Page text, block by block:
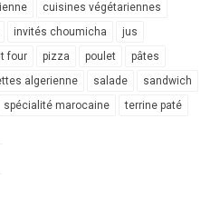
cuisines végétariennes
invités choumicha
jus
four pizza poulet
pâtes
algerienne salade
sandwich
spécialité marocaine terrine paté